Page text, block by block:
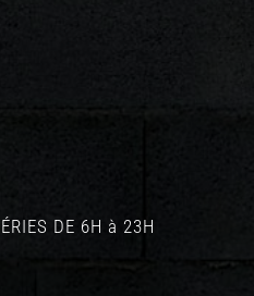
DE 6H à 23H